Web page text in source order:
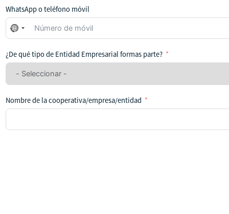
WhatsApp o teléfono móvil
No
se
seleccionado
ningún
¿De qué tipo de Entidad Empresarial formas parte?
Nombre de la cooperativa/empresa/entidad